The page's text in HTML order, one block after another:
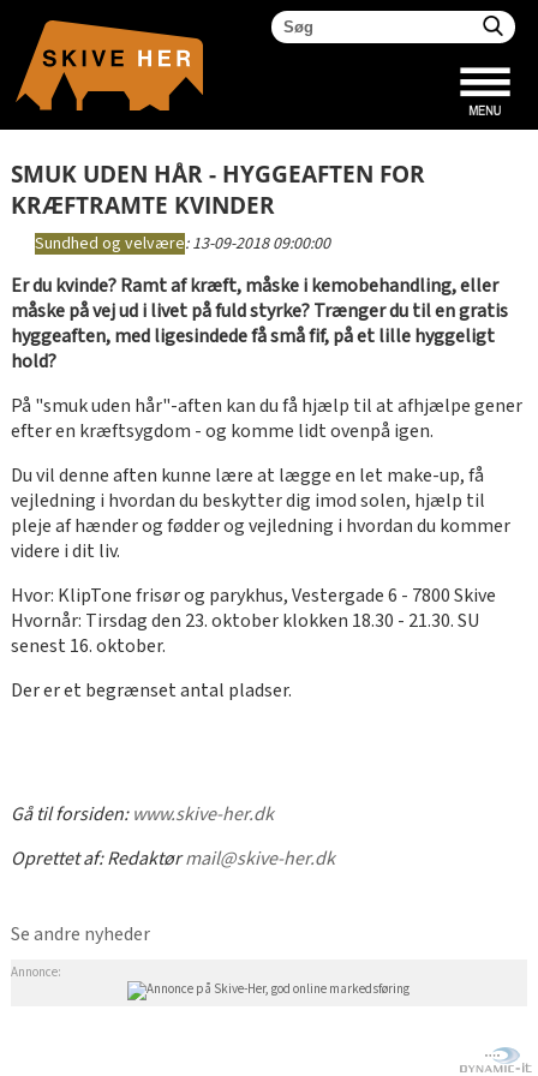
SMUK UDEN HÅR - HYGGEAFTEN FOR
KRÆFTRAMTE KVINDER
Sundhed og velvære:13-09-2018 09:00:00
Er du kvinde? Ramt af kræft, måske i kemobehandling, eller
måske på vej ud i livet på fuld styrke? Trænger du til en gratis
hyggeaften, med ligesindede få små fif, på et lille hyggeligt
hold?
På "smuk uden hår"-aften kan du få hjælp til at afhjælpe gener
efter en kræftsygdom - og komme lidt ovenpå igen.
Du vil denne aften kunne lære at lægge en let make-up, få
vejledning i hvordan du beskytter dig imod solen, hjælp til
pleje af hænder og fødder og vejledning i hvordan du kommer
videre i dit liv.
Hvor: KlipTone frisør og parykhus, Vestergade 6 - 7800 Skive
Hvornår: Tirsdag den 23. oktober klokken 18.30 - 21.30. SU
senest 16. oktober.
Der er et begrænset antal pladser.
Gå til forsiden:www.skive-her.dk
Oprettet af:Redaktørmail@skive-her.dk
Se andre nyheder
Annonce: